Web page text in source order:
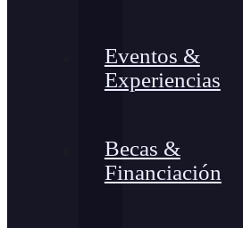
Eventos &
Experiencias
Becas &
Financiación